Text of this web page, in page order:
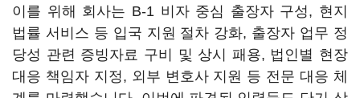
이를 위해 회사는 B-1 비자 중심 출장자 구성, 현지
법률 서비스 등 입국 지원 절차 강화, 출장자 업무 정
당성 관련 증빙자료 구비 및 상시 패용, 법인별 현장
대응 책임자 지정, 외부 변호사 지원 등 전문 대응 체